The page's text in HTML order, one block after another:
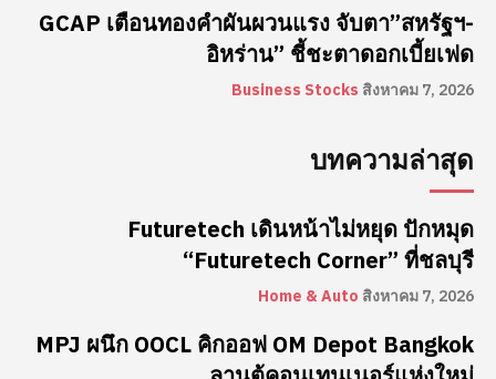
GCAP เตือนทองคำผันผวนแรง จับตา”สหรัฐฯ-
อิหร่าน” ชี้ชะตาดอกเบี้ยเฟด
Business Stocks สิงหาคม 7, 2026
บทความล่าสุด
Futuretech เดินหน้าไม่หยุด ปักหมุด
“Futuretech Corner” ที่ชลบุรี
Home & Auto สิงหาคม 7, 2026
MPJ ผนึก OOCL คิกออฟ OM Depot Bangkok